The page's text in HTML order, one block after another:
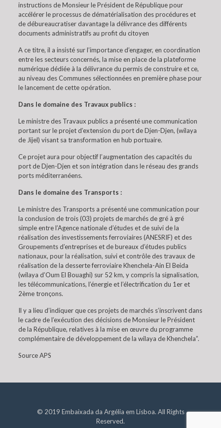
instructions de Monsieur le Président de République pour
accélérer le processus de dématérialisation des procédures et
de débureaucratiser davantage la délivrance des différents
documents administratifs au profit du citoyen
A ce titre, il a insisté sur l’importance d’engager, en coordination
entre les secteurs concernés, la mise en place de la plateforme
numérique dédiée à la délivrance du permis de construire et ce,
au niveau des Communes sélectionnées en première phase pour
le lancement de cette opération.
Dans le domaine des Travaux publics :
Le ministre des Travaux publics a présenté une communication
portant sur le projet d’extension du port de Djen-Djen, (wilaya
de Jijel) visant sa transformation en hub portuaire.
Ce projet aura pour objectif l’augmentation des capacités du
port de Djen-Djen et son intégration dans le réseau des grands
ports méditerranéens.
Dans le domaine des Transports :
Le ministre des Transports a présenté une communication pour
la conclusion de trois (03) projets de marchés de gré à gré
simple entre l’Agence nationale d’études et de suivi de la
réalisation des investissements ferroviaires (ANESRIF) et des
Groupements d’entreprises et de bureaux d’études publics
nationaux, pour la réalisation, suivi et contrôle des travaux de
réalisation de la desserte ferroviaire Khenchela-Ain El Beida
(wilaya d’Oum El Bouaghi) sur 52 km, y compris la signalisation,
les télécommunications, l’énergie et l’électrification du 1er et
2ème tronçons.
Il y a lieu d’indiquer que ces projets de marchés s’inscrivent dans
le cadre de l’exécution des décisions de Monsieur le Président
de la République, relatives à la mise en œuvre du programme
complémentaire de développement de la wilaya de Khenchela”.
Source APS
© 2019 Embaixada da Argélia em Lisboa. All Rights
Reserved.